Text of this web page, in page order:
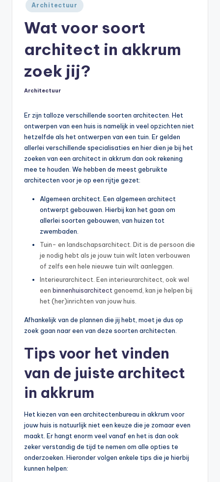
Geplaatst
in
Architectuur
Wat voor soort
architect in akkrum
zoek jij?
Geplaatst
Architectuur
Er zijn talloze verschillende soorten architecten. Het
ontwerpen van een huis is namelijk in veel opzichten niet
hetzelfde als het ontwerpen van een tuin. Er gelden
allerlei verschillende specialisaties en hier dien je bij het
zoeken van een architect in akkrum dan ook rekening
mee te houden. We hebben de meest gebruikte
architecten voor je op een rijtje gezet:
Algemeen architect. Een algemeen architect
ontwerpt gebouwen. Hierbij kan het gaan om
allerlei soorten gebouwen, van huizen tot
zwembaden.
Tuin- en landschapsarchitect. Dit is de persoon die
je nodig hebt als je jouw tuin wilt laten verbouwen
of zelfs een hele nieuwe tuin wilt aanleggen.
Interieurarchitect. Een interieurarchitect, ook wel
een binnenhuisarchitect genoemd, kan je helpen bij
het (her)inrichten van jouw huis.
Afhankelijk van de plannen die jij hebt, moet je dus op
zoek gaan naar een van deze soorten architecten.
Tips voor het vinden
van de juiste architect
in akkrum
Het kiezen van een architectenbureau in akkrum voor
jouw huis is natuurlijk niet een keuze die je zomaar even
maakt. Er hangt enorm veel vanaf en het is dan ook
zeker verstandig de tijd te nemen om alle opties te
onderzoeken. Hieronder volgen enkele tips die je hierbij
kunnen helpen: